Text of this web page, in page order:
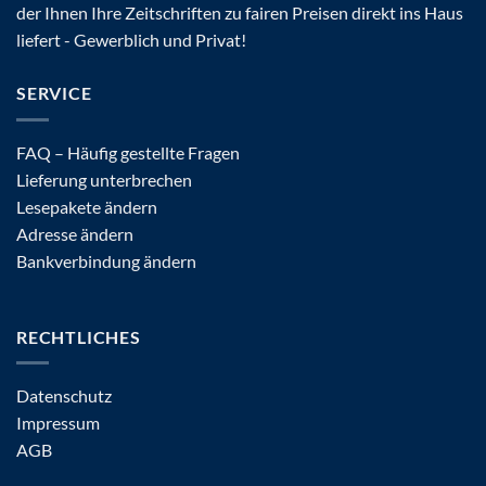
der Ihnen Ihre Zeitschriften zu fairen Preisen direkt ins Haus
liefert - Gewerblich und Privat!
SERVICE
FAQ – Häufig gestellte Fragen
Lieferung unterbrechen
Lesepakete ändern
Adresse ändern
Bankverbindung ändern
RECHTLICHES
Datenschutz
Impressum
AGB